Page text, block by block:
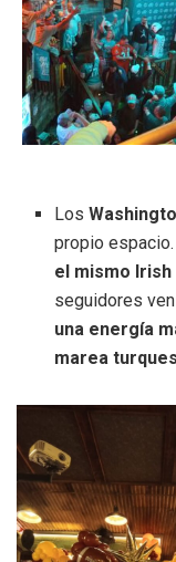
Los
propio
el mismo
seguidores
una energía
marea